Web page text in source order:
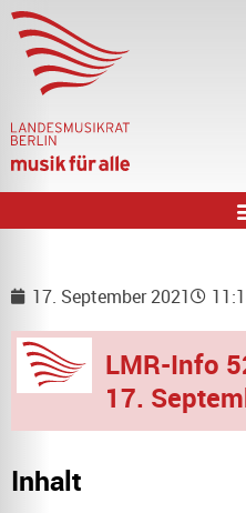
17. September 2021
LMR-Info
17.
Inhalt